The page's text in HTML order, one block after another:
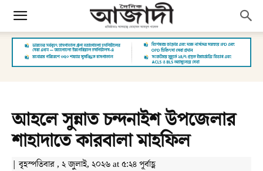
আহলে সুন্নাত চন্দনাইশ উপজেলার
শাহাদাতে কারবালা মাহফিল
| বৃহস্পতিবার , ২ জুলাই, ২০২৬ at ৫:২৪ পূর্বাহ্ণ